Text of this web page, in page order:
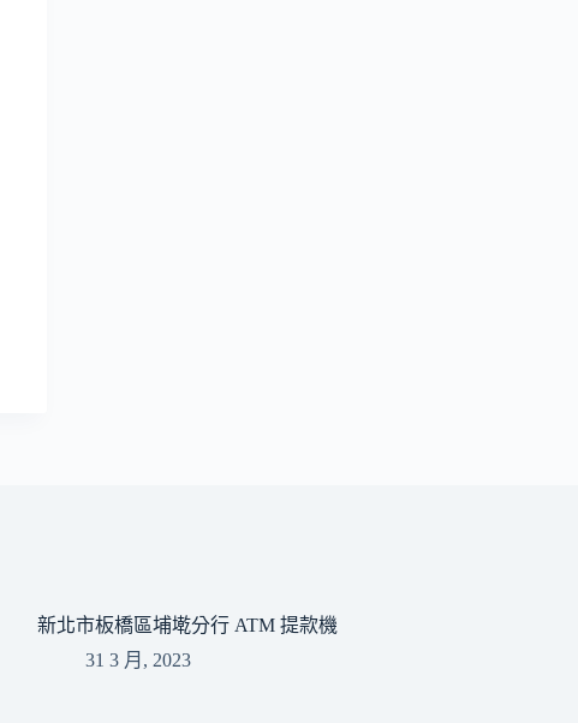
新北市板橋區埔墘分行 ATM 提款機
31 3 月, 2023